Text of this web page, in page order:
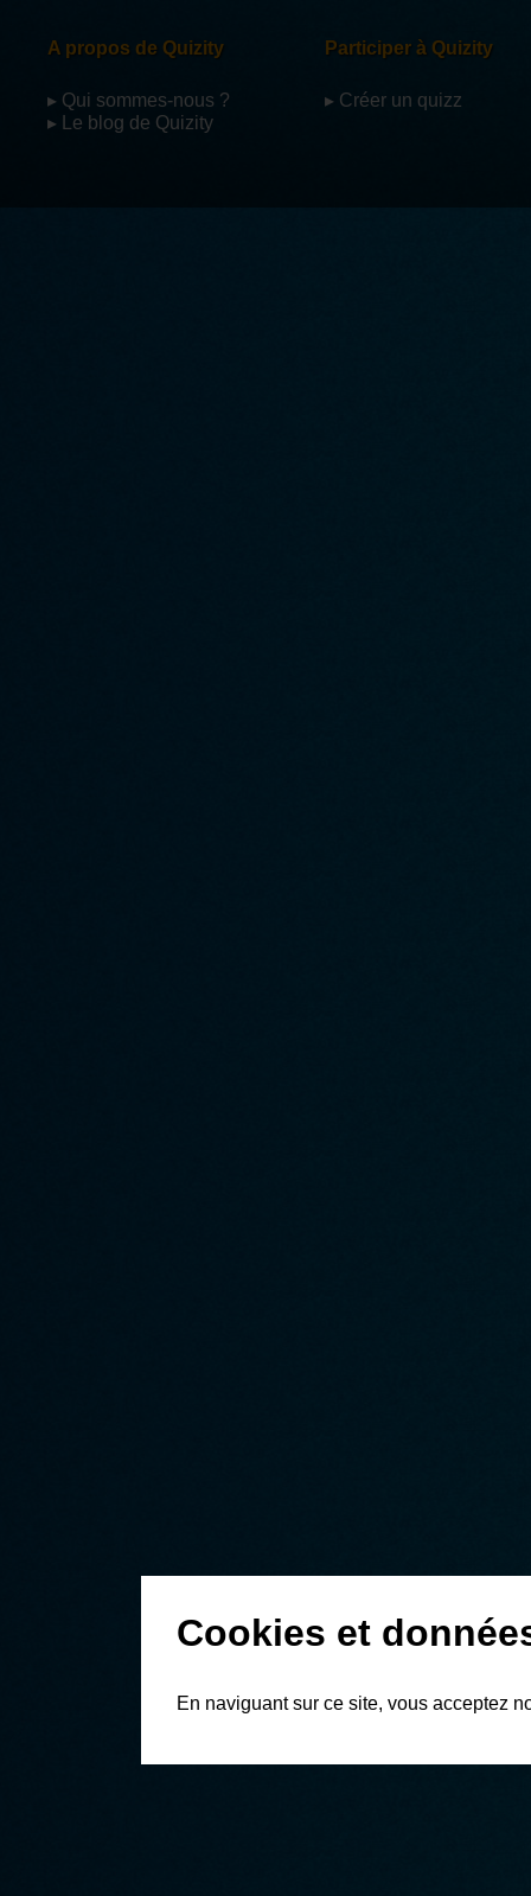
A propos de Quizity
▸ Qui sommes-nous ?
▸ Le blog de Quizity
Participer à Quizity
▸ Créer un quizz
Cookies et
En naviguant sur ce site, vous acceptez